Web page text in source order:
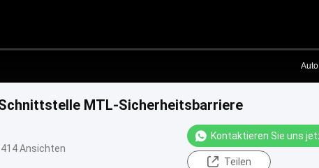
Auto
MTL-Sicherheitsbarriere
414 Ansichten
Kontaktieren Sie uns
Teilen